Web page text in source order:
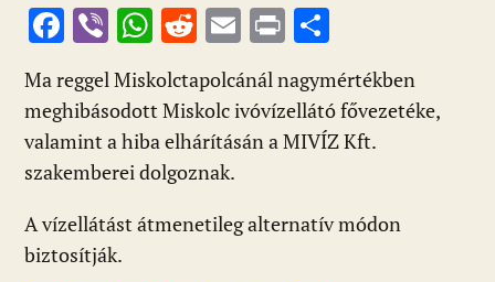
F
e
b
o
k
Vi
b
er
W
h
at
s
A
p
R
d
di
t
E
m
ai
l
Pr
t
ss
za
m
Ma reggel Miskolctapolcánál nagymértékben
meghibásodott Miskolc ivóvízellátó fővezetéke,
valamint a hiba elhárításán a MIVÍZ Kft.
szakemberei dolgoznak.
A vízellátást átmenetileg alternatív módon
biztosítják.